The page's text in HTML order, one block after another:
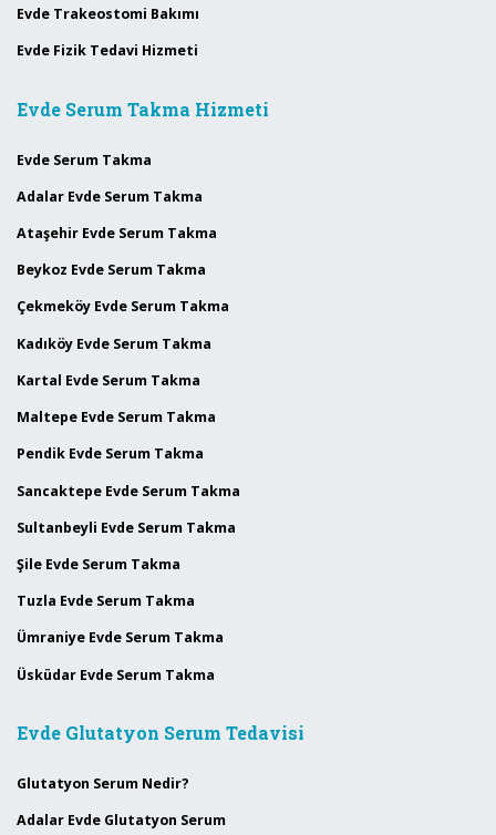
Evde Trakeostomi Bakımı
Evde Fizik Tedavi Hizmeti
Evde Serum Takma Hizmeti
Evde Serum Takma
Adalar Evde Serum Takma
Ataşehir Evde Serum Takma
Beykoz Evde Serum Takma
Çekmeköy Evde Serum Takma
Kadıköy Evde Serum Takma
Kartal Evde Serum Takma
Maltepe Evde Serum Takma
Pendik Evde Serum Takma
Sancaktepe Evde Serum Takma
Sultanbeyli Evde Serum Takma
Şile Evde Serum Takma
Tuzla Evde Serum Takma
Ümraniye Evde Serum Takma
Üsküdar Evde Serum Takma
Evde Glutatyon Serum Tedavisi
Glutatyon Serum Nedir?
Adalar Evde Glutatyon Serum